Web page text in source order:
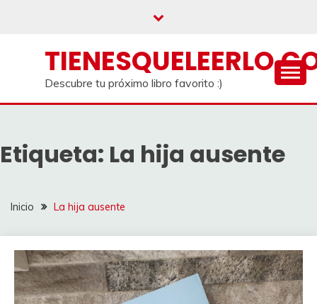
Descubre tu próximo libro favorito :)
Etiqueta: La hija ausente
Inicio La hija ausente